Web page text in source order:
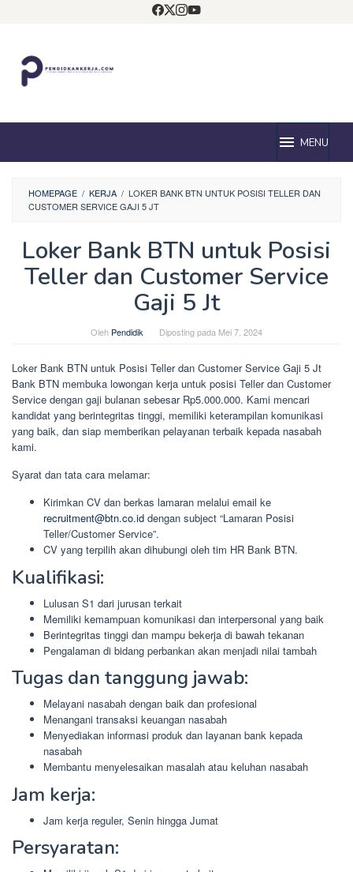
MENU
HOMEPAGE / KERJA / LOKER BANK BTN UNTUK POSISI TELLER DAN
CUSTOMER SERVICE GAJI 5 JT
Loker Bank BTN untuk Posisi
Teller dan Customer Service
Gaji 5 Jt
Oleh Pendidik Diposting pada Mei 7, 2024
Loker Bank BTN untuk Posisi Teller dan Customer Service Gaji 5 Jt
Bank BTN membuka lowongan kerja untuk posisi Teller dan Customer
Service dengan gaji bulanan sebesar Rp5.000.000. Kami mencari
kandidat yang berintegritas tinggi, memiliki keterampilan komunikasi
yang baik, dan siap memberikan pelayanan terbaik kepada nasabah
kami.
Syarat dan tata cara melamar:
Kirimkan CV dan berkas lamaran melalui email ke
recruitment@btn.co.id dengan subject “Lamaran Posisi
Teller/Customer Service”.
CV yang terpilih akan dihubungi oleh tim HR Bank BTN.
Kualifikasi:
Lulusan S1 dari jurusan terkait
Memiliki kemampuan komunikasi dan interpersonal yang baik
Berintegritas tinggi dan mampu bekerja di bawah tekanan
Pengalaman di bidang perbankan akan menjadi nilai tambah
Tugas dan tanggung jawab:
Melayani nasabah dengan baik dan profesional
Menangani transaksi keuangan nasabah
Menyediakan informasi produk dan layanan bank kepada
nasabah
Membantu menyelesaikan masalah atau keluhan nasabah
Jam kerja:
Jam kerja reguler, Senin hingga Jumat
Persyaratan: